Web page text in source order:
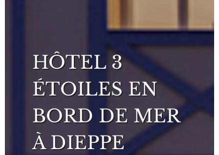
HÔTEL 3
ÉTOILES EN
BORD DE MER
À DIEPPE